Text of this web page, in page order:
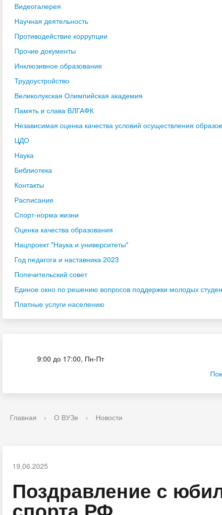
Видеогалерея
Научная деятельность
Противодействие коррупции
Прочие документы
Инклюзивное образование
Трудоустройство
Великолукская Олимпийская академия
Память и слава ВЛГАФК
Независимая оценка качества условий осуществления
ЦДО
Наука
Библиотека
Контакты
Расписание
Спорт-норма жизни
Оценка качества образования
Нацпроект "Наука и университеты"
Год педагога и наставника 2023
Попечительский совет
Единое окно по решению вопросов поддержки молодых
Платные услуги населению
9:00 до 17:00, Пн-Пт
Главная › О ВУЗе › Новости
19.06.2025
Поздравление с